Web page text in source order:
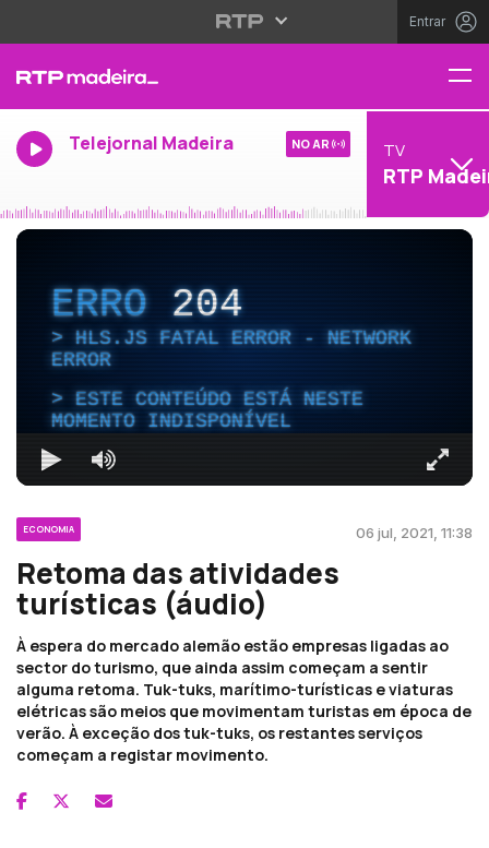
Entrar
Telejornal Madeira NO AR TV
RTP
ERRO204
HLS.JS FATAL ERROR - NETWORK
ERROR
ESTE CONTEÚDO ESTÁ NESTE
MOMENTO INDISPONÍVEL
ECONOMIA 06 jul, 2021, 11:38
Retoma das atividades
turísticas (áudio)
À espera do mercado alemão estão empresas ligadas ao
sector do turismo, que ainda assim começam a sentir
alguma retoma. Tuk-tuks, marítimo-turísticas e viaturas
elétricas são meios que movimentam turistas em época de
verão. À exceção dos tuk-tuks, os restantes serviços
começam a registar movimento.